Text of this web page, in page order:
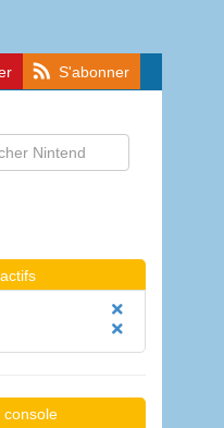
S'abonner
console